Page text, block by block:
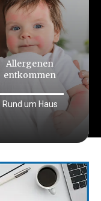
Allergenen
entkommen
Rund um Haus